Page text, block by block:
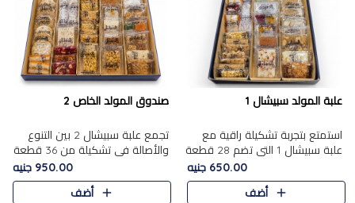
علبة المولد سبيشال 1
استمتع بتجربة تشكيلة راقية مع
علبة سبيشال 1 التي تضم 28 قطعة
من تشكيلة مختارة بعناية من أفخر
حلويات المولد المصرية الأصلية
الشرقية. تحتوي ال..
650.00 جنيه
أضف
صندوق المولد الخاص 2
تجمع علبة سبيشال 2 بين التنوع
والأصالة في تشكيلة من 36 قطعة
تضم أشهر حلويات المولد الشرقية.
تحتوي العلبة على الجزرية بالفول،
والجزرية بالبن..
950.00 جنيه
أضف